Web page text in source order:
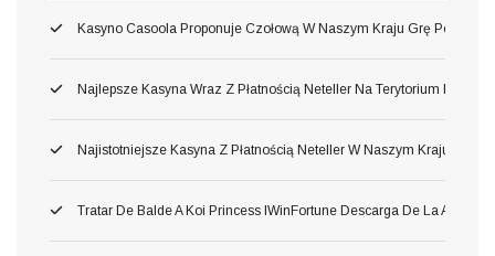
Kasyno Casoola Proponuje Czołową W Naszym Kraju Grę Pod
Najlepsze Kasyna Wraz Z Płatnością Neteller Na Terytorium Polski
Najistotniejsze Kasyna Z Płatnością Neteller W Naszym Kraju 2026
Tratar De Balde A Koi Princess IWinFortune Descarga De La